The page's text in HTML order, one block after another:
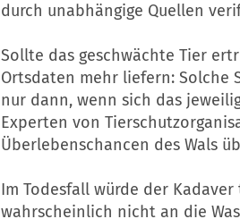
durch unabhängige Quellen
Sollte das geschwächte Tier
Ortsdaten mehr liefern: Solche
nur dann, wenn sich das
Experten von
Überlebenschancen des Wals
Im Todesfall würde der
wahrscheinlich nicht an die